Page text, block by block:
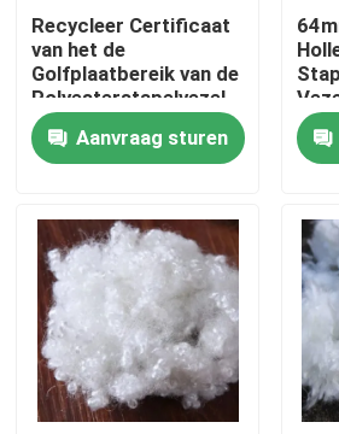
Thuis
Over ons
Fabrieksreis
Kwaliteitscontrole
Recycleer Certificaat
van het de
Golfplaatbereik van de
Polyesterstapelvezel
het Spiraalvormige
Aanvraag sturen